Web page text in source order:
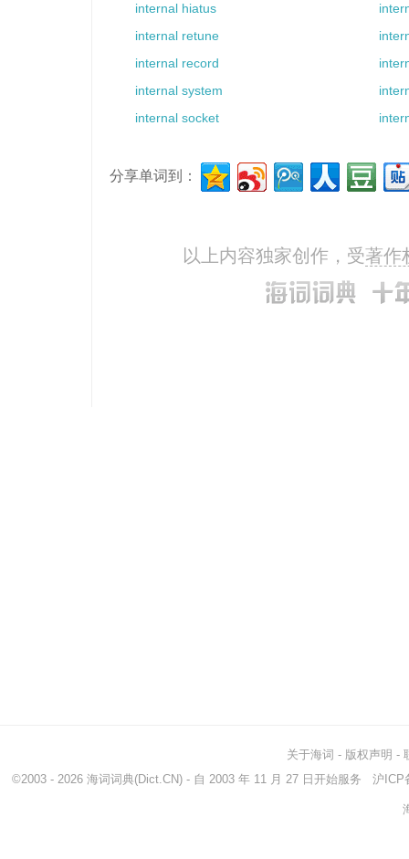
internal hiatus
internal retune
internal record
internal system
internal socket
分享单词到：
以上内容独家创作，受著作
关于海词 - 版权声明 -
©2003 - 2026 海词词典(Dict.CN) - 自 2003 年 11 月 27 日开始服务 沪ICP